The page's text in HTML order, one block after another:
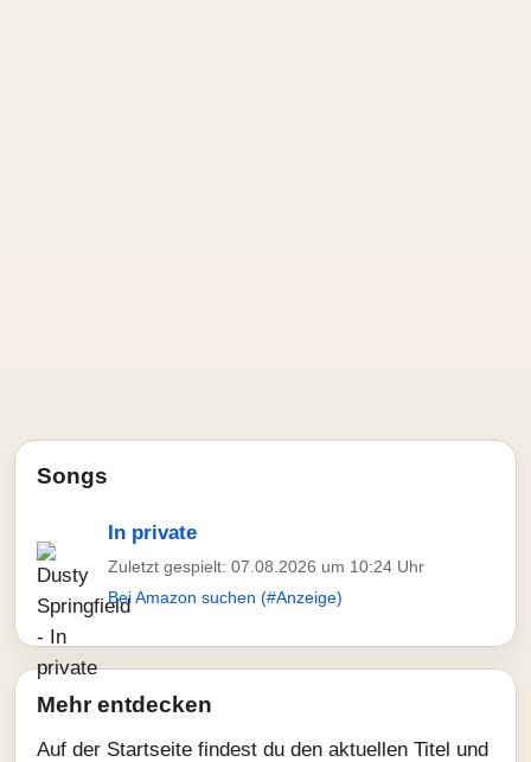
Songs
In private
Zuletzt gespielt: 07.08.2026 um 10:24 Uhr
Bei Amazon suchen (#Anzeige)
Mehr entdecken
Auf der Startseite findest du den aktuellen Titel und